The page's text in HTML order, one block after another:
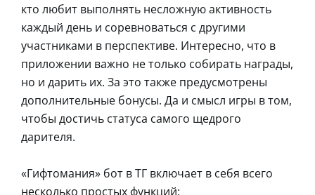
кто любит выполнять несложную активность
каждый день и соревноваться с другими
участниками в перспективе. Интересно, что в
приложении важно не только собирать награды,
но и дарить их. За это также предусмотрены
дополнительные бонусы. Да и смысл игры в том,
чтобы достичь статуса самого щедрого
дарителя.
«Гифтомания» бот в ТГ включает в себя всего
несколько простых функций: